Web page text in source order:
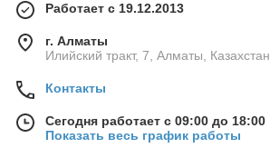
Работает с 19.12.2013
г. Алматы
Илийский тракт, 7, Алматы, Казахстан
Контакты
Сегодня работает с 09:00 до 18:00
Показать весь график работы